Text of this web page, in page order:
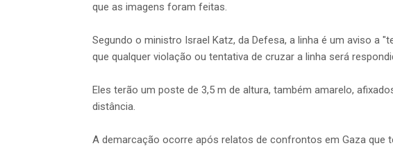
que as imagens foram feitas.
Segundo o ministro Israel Katz, da Defesa, a linha é um aviso a
que qualquer violação ou tentativa de cruzar a linha será
Eles terão um poste de 3,5 m de altura, também amarelo,
distância.
A demarcação ocorre após relatos de confrontos em Gaza